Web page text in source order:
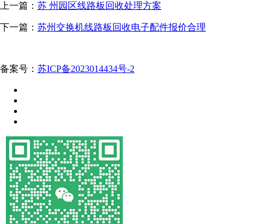
上一篇： 苏 州园区​线路板回收处理方案
下一篇： 苏州交换机线路板回收电子配件报价合理
备案号： 苏ICP备2023014434号-2